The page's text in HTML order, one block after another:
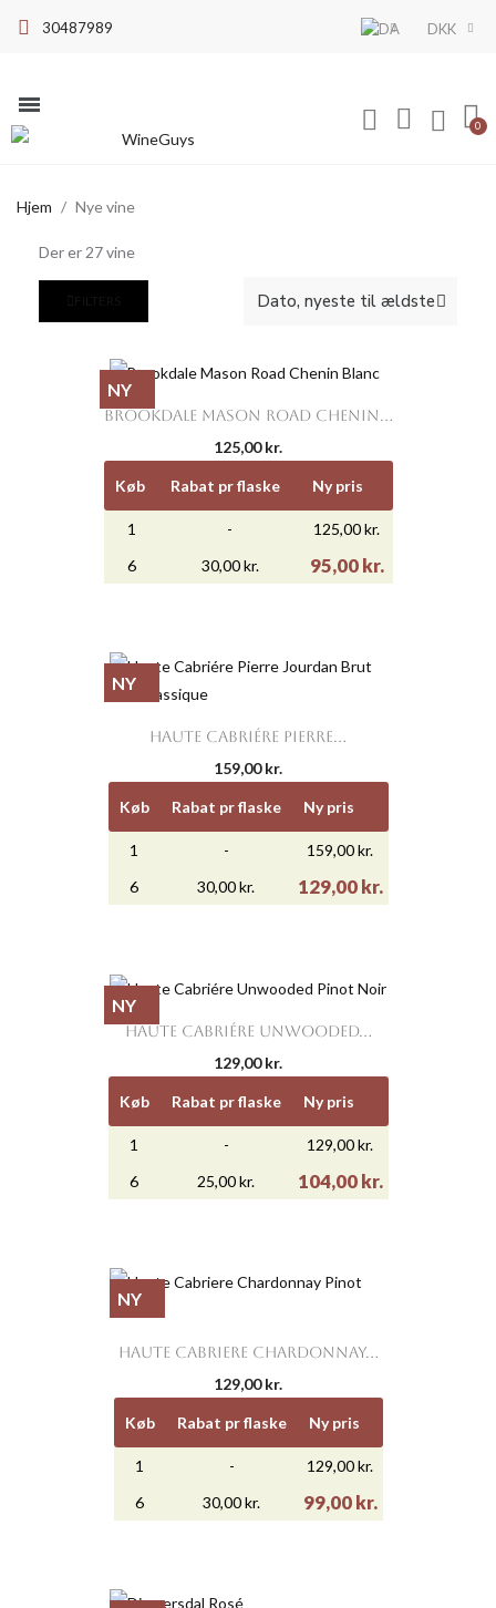
30487989 DKK
Hjem Nye vine
Der er 27 vine
BROOKDALE MASON ROAD CHENIN...
125,00 kr.
Køb Rabat pr flaske Ny pris
1 -
125,00 kr.
6
30,00 kr. 95,00 kr.
NY
HAUTE CABRIÉRE PIERRE...
159,00 kr.
Køb Rabat pr flaske Ny pris
1 -
159,00 kr.
6
30,00 kr. 129,00 kr.
NY
HAUTE CABRIÉRE UNWOODED...
129,00 kr.
Køb Rabat pr flaske Ny pris
1 -
129,00 kr.
6
25,00 kr. 104,00 kr.
NY
HAUTE CABRIERE CHARDONNAY...
129,00 kr.
Køb Rabat pr flaske Ny pris
1 -
129,00 kr.
6
30,00 kr. 99,00 kr.
NY